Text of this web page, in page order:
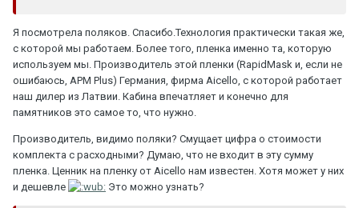
Я посмотрела поляков. Спасибо.Технология практически такая же,
с которой мы работаем. Более того, пленка именно та, которую
используем мы. Производитель этой пленки (RapidMask и, если не
ошибаюсь, APM Plus) Германия, фирма Aicello, с которой работает
наш дилер из Латвии. Кабина впечатляет и конечно для
памятников это самое то, что нужно.
Производитель, видимо поляки? Смущает цифра о стоимости
комплекта с расходными? Думаю, что не входит в эту сумму
пленка. Ценник на пленку от Aicello нам известен. Хотя может у них
и дешевле
Это можно узнать?